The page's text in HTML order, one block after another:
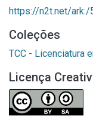
https://n2t.net/
Coleções
TCC - Licenciatura
Licença